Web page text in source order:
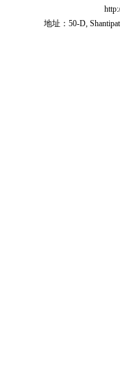
地址：50-D,